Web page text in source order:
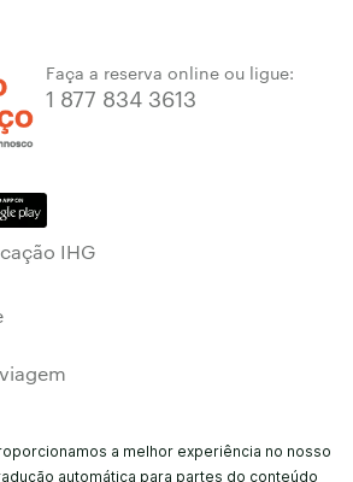
Faça a reserva online ou ligue:
1 877 834 3613
IHG
a melhor experiência no nosso
automática para partes do conteúdo